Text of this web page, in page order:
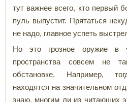
тут важнее всего, кто первый
пуль выпустит. Прятаться
не надо, главное успеть
Но это грозное оружие в
пространства совсем не
обстановке. Например,
находятся на значительном
знаю, многим ли из читающих